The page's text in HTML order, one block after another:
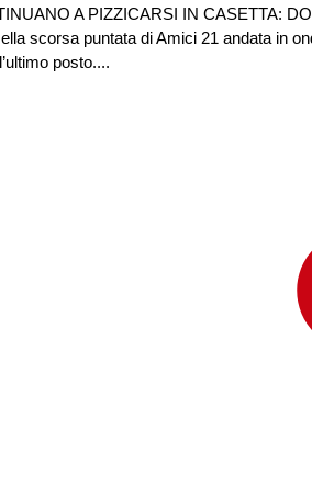
A PIZZICARSI IN CASETTA:
scorsa puntata di Amici 21 andata in
posto....